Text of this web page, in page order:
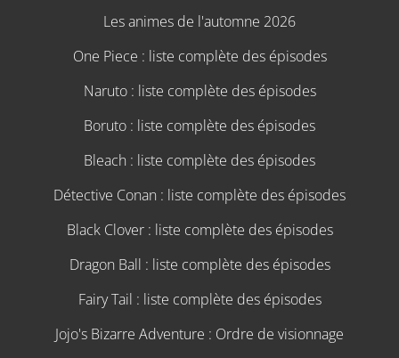
Les animes de l'automne 2026
One Piece : liste complète des épisodes
Naruto : liste complète des épisodes
Boruto : liste complète des épisodes
Bleach : liste complète des épisodes
Détective Conan : liste complète des épisodes
Black Clover : liste complète des épisodes
Dragon Ball : liste complète des épisodes
Fairy Tail : liste complète des épisodes
Jojo's Bizarre Adventure : Ordre de visionnage